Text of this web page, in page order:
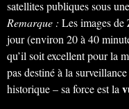
satellites publiques sous
Remarque : Les images de
jour (environ 20 à 40
qu’il soit excellent pour la
pas destiné à la
historique – sa force est la